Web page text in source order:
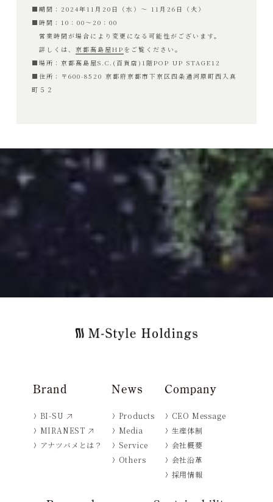
■期間：2024年11月20日（水）～ 11月26日（火）
■時間：10：00〜20：00
営業時間が場合により変更になる可能性がございます。
詳しくは、 京都髙島屋HP をご覧ください。
■場所：京都髙島屋S.C.(百貨店)1階POP UP STAGE12
■住所：〒600-8520 京都府京都市下京区四条通河原町西入真
町５２
Brand
BI-SU
MIRANEST
アナツバメとは？
News
Products
Media
Service
Others
Company
CEO Message
生産体制
会社概要
会社沿革
採用情報